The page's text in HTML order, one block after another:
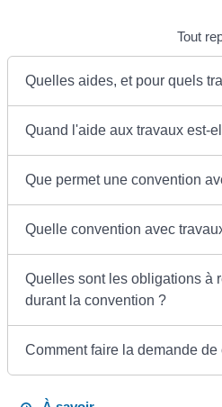
Tout
Quelles aides, et pour quels
Quand l'aide aux travaux est-
Que permet une convention
Quelle convention avec
Quelles sont les obligations à
durant la convention ?
Comment faire la demande